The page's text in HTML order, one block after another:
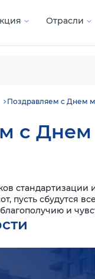
Отрасли
Поздравляем с Днем
с Днем
пусть сбудутся
и